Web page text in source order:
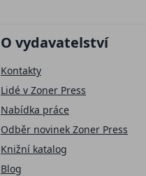
O vydavatelství
Kontakty
Lidé v Zoner Press
Nabídka práce
Odběr novinek Zoner Press
Knižní katalog
Blog